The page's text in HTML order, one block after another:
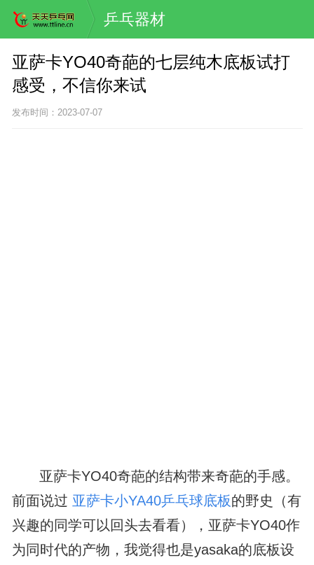
乒乓器材
亚萨卡YO40奇葩的七层纯木底板试打
感受，不信你来试
发布时间：2023-07-07
亚萨卡YO40奇葩的结构带来奇葩的手感。
前面说过 亚萨卡小YA40乒乓球底板的野史（有
兴趣的同学可以回头去看看），亚萨卡YO40作
为同时代的产物，我觉得也是yasaka的底板设